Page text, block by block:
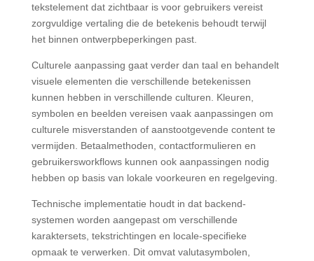
tekstelement dat zichtbaar is voor gebruikers vereist
zorgvuldige vertaling die de betekenis behoudt terwijl
het binnen ontwerpbeperkingen past.
Culturele aanpassing gaat verder dan taal en behandelt
visuele elementen die verschillende betekenissen
kunnen hebben in verschillende culturen. Kleuren,
symbolen en beelden vereisen vaak aanpassingen om
culturele misverstanden of aanstootgevende content te
vermijden. Betaalmethoden, contactformulieren en
gebruikersworkflows kunnen ook aanpassingen nodig
hebben op basis van lokale voorkeuren en regelgeving.
Technische implementatie houdt in dat backend-
systemen worden aangepast om verschillende
karaktersets, tekstrichtingen en locale-specifieke
opmaak te verwerken. Dit omvat valutasymbolen,